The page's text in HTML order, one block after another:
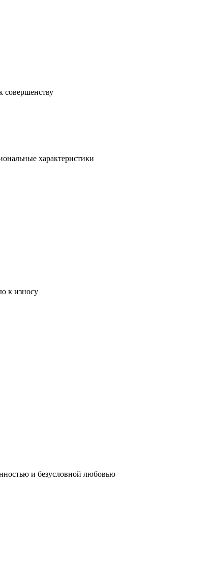
совершенству
характеристики
к износу
и безусловной любовью